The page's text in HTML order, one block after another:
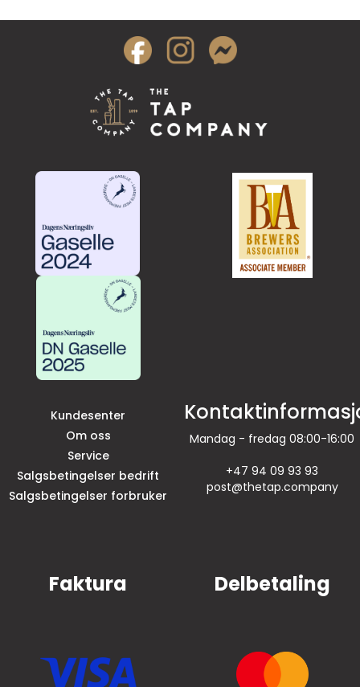
Kundesenter
Om oss
Service
Salgsbetingelser bedrift
Salgsbetingelser forbruker
Mandag - fredag 08:00-16:00
+47 94 09 93 93
post@thetap.company
Faktura Delbetaling